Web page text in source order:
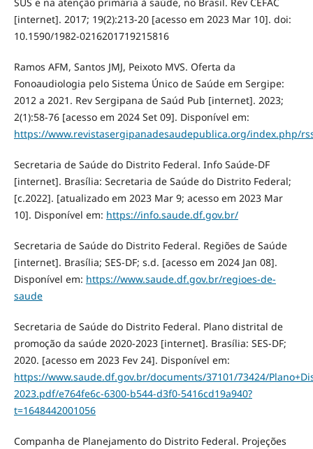
[internet]. 2017; 19(2):213-20 [acesso em 2023 Mar 10]. doi:
10.1590/1982-0216201719215816
Ramos AFM, Santos JMJ, Peixoto MVS. Oferta da
Fonoaudiologia pelo Sistema Único de Saúde em Sergipe:
2012 a 2021. Rev Sergipana de Saúd Pub [internet]. 2023;
2(1):58-76 [acesso em 2024 Set 09]. Disponível em:
https://www.revistasergipanadesaudepublica.org/index.php/
Secretaria de Saúde do Distrito Federal. Info Saúde-DF
[internet]. Brasília: Secretaria de Saúde do Distrito Federal;
[c.2022]. [atualizado em 2023 Mar 9; acesso em 2023 Mar
10]. Disponível em: https://info.saude.df.gov.br/
Secretaria de Saúde do Distrito Federal. Regiões de Saúde
[internet]. Brasília; SES-DF; s.d. [acesso em 2024 Jan 08].
Disponível em: https://www.saude.df.gov.br/regioes-de-
saude
Secretaria de Saúde do Distrito Federal. Plano distrital de
promoção da saúde 2020-2023 [internet]. Brasília: SES-DF;
2020. [acesso em 2023 Fev 24]. Disponível em:
https://www.saude.df.gov.br/documents/37101/73424/
2023.pdf/e764fe6c-6300-b544-d3f0-5416cd19a940?
t=1648442001056
Companha de Planejamento do Distrito Federal. Projeções